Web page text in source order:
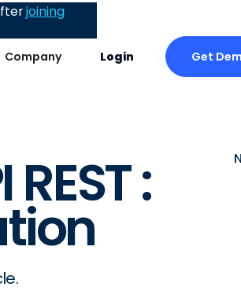
Company Login Get
joining
: